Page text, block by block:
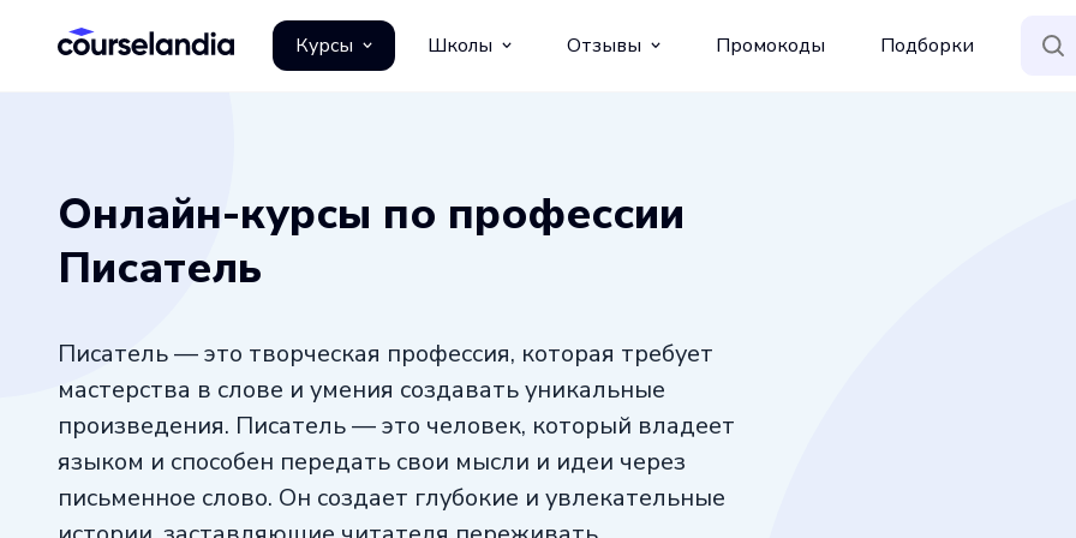
Курсы Школы Отзывы Промокоды Подборки
Онлайн-курсы по профессии
Писатель
Писатель — это творческая профессия, которая требует
мастерства в слове и умения создавать уникальные
произведения. Писатель — это человек, который владеет
языком и способен передать свои мысли и идеи через
письменное слово. Он создает глубокие и увлекательные